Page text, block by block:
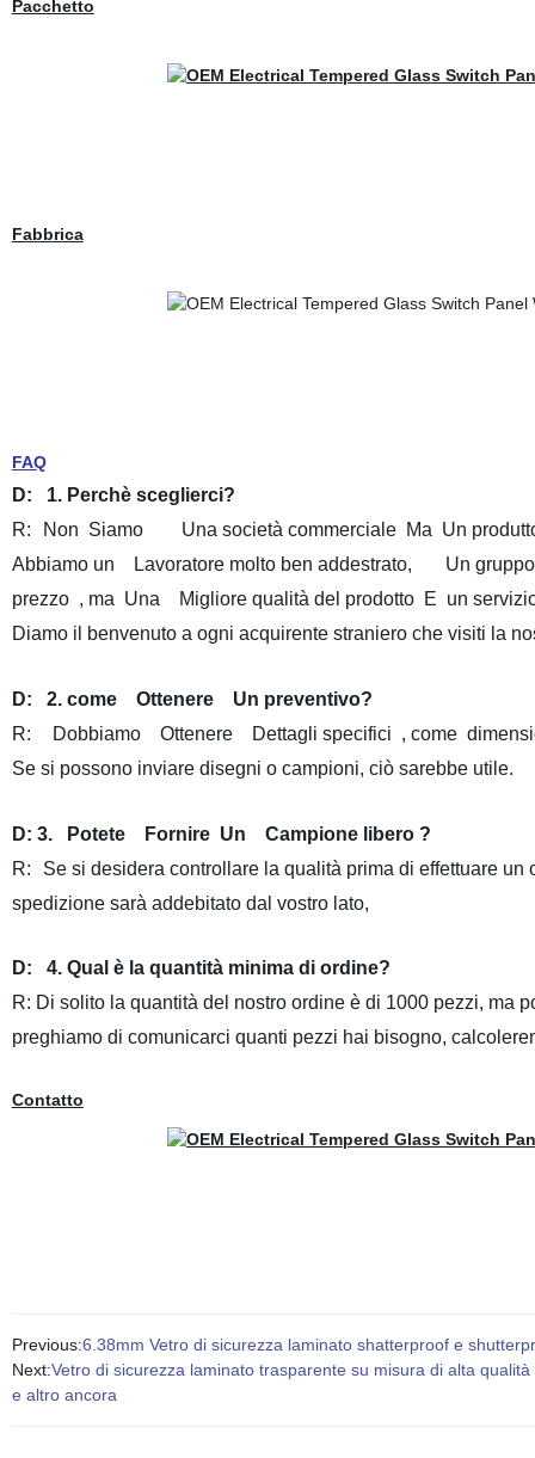
Pacchetto
Fabbrica
FAQ
D: 1. Perchè sceglierci?
R:
Non Siamo Una società commerciale Ma Un
Abbiamo un Lavoratore molto ben addestrato,
Un gruppo
prezzo , ma Una Migliore qualità del prodotto E un
Diamo il benvenuto a ogni acquirente straniero che visiti la
D: 2. come Ottenere Un preventivo?
R:
Dobbiamo Ottenere Dettagli specifici , come
Se si possono inviare disegni o campioni, ciò sarebbe utile.
D: 3.
Potete Fornire Un Campione libero ?
R:
Se si desidera controllare la qualità prima di effettuare
spedizione sarà addebitato dal vostro lato,
D:
4. Qual è la quantità minima di ordine?
R: Di solito la quantità del nostro ordine è di 1000 pezzi, ma
preghiamo di comunicarci quanti pezzi hai bisogno,
Contatto
Previous:6.38mm Vetro di sicurezza laminato shatterproof e
Next:Vetro di sicurezza laminato trasparente su misura di alta
e altro ancora